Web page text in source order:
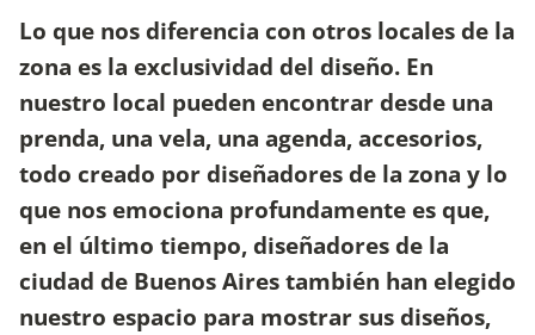
Lo que nos diferencia con otros locales de la
zona es la exclusividad del diseño. En
nuestro local pueden encontrar desde una
prenda, una vela, una agenda, accesorios,
todo creado por diseñadores de la zona y lo
que nos emociona profundamente es que,
en el último tiempo, diseñadores de la
ciudad de Buenos Aires también han elegido
nuestro espacio para mostrar sus diseños,